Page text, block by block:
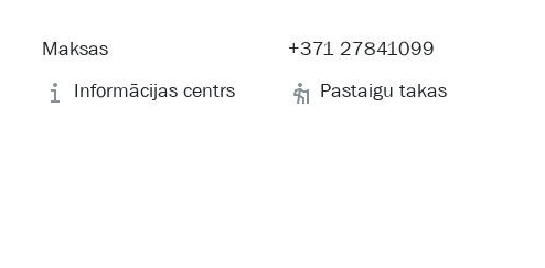
Maksas
+371 27841099
Informācijas centrs Pastaigu takas